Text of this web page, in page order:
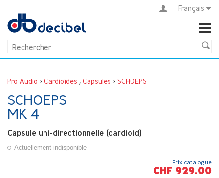
Français
Pro Audio > Cardioïdes , Capsules > SCHOEPS
SCHOEPS
MK 4
Capsule uni-directionnelle (cardioid)
Actuellement indisponible
Prix catalogue
CHF 929.00